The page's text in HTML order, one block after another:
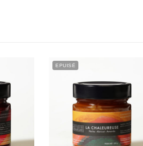
EPUISÉ